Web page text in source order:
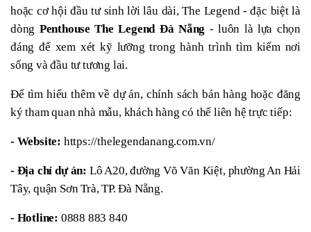
hoặc cơ hội đầu tư sinh lời lâu dài, The Legend - đặc biệt là
dòng Penthouse The Legend Đà Nẵng - luôn là lựa chọn
đáng để xem xét kỹ lưỡng trong hành trình tìm kiếm nơi
sống và đầu tư tương lai.
Để tìm hiểu thêm về dự án, chính sách bán hàng hoặc đăng
ký tham quan nhà mẫu, khách hàng có thể liên hệ trực tiếp:
- Website: https://thelegendanang.com.vn/
- Địa chỉ dự án: Lô A20, đường Võ Văn Kiệt, phường An Hải
Tây, quận Sơn Trà, TP. Đà Nẵng.
- Hotline: 0888 883 840